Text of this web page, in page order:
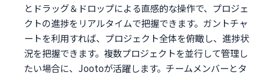
とドラッグ＆ドロップによる直感的な操作で、プロジェ
クトの進捗をリアルタイムで把握できます。ガントチャ
ートを利用すれば、プロジェクト全体を俯瞰し、進捗状
況を把握できます。複数プロジェクトを並行して管理し
たい場合に、Jootoが活躍します。チームメンバーとタ